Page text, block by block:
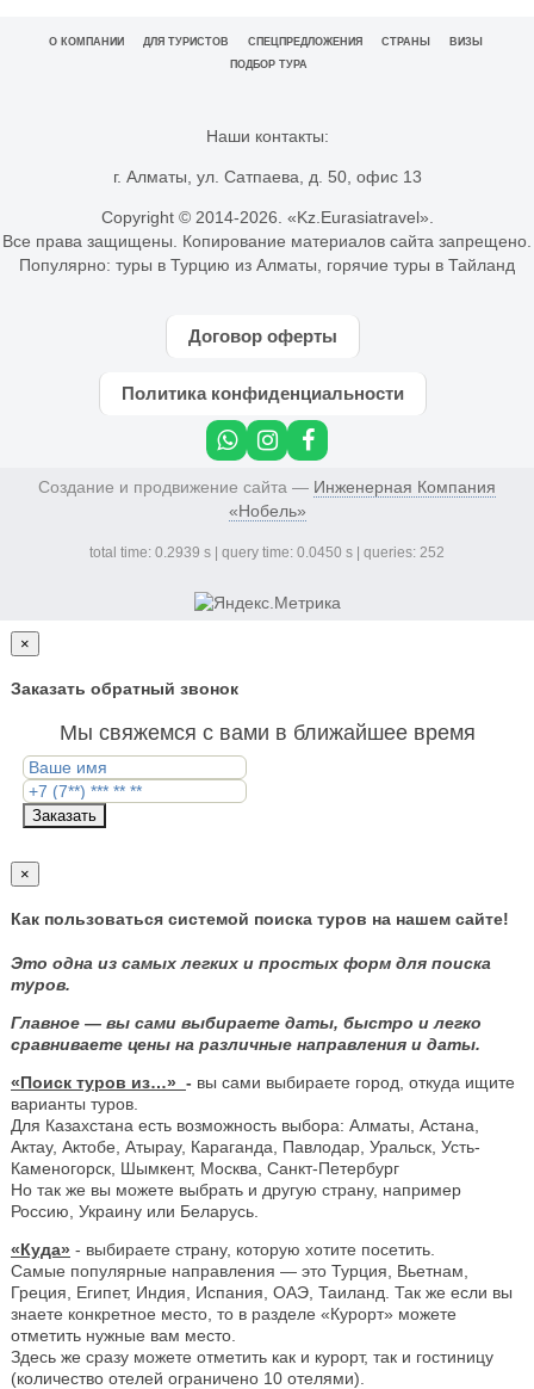
О КОМПАНИИ ДЛЯ ТУРИСТОВ СПЕЦПРЕДЛОЖЕНИЯ СТРАНЫ
ВИЗЫ
ПОДБОР ТУРА
Наши контакты:
г. Алматы, ул. Сатпаева, д. 50, офис 13
Copyright © 2014-2026. «Kz.Eurasiatravel».
Все права защищены. Копирование материалов сайта запрещено.
Популярно: туры в Турцию из Алматы горячие туры в Тайланд
Договор оферты
Политика конфиденциальности
Создание и продвижение сайта — Инженерная Компания
«Нобель»
total time: 0.2939 s | query time: 0.0450 s | queries: 252
×
Заказать обратный звонок
Мы свяжемся с вами в ближайшее время
Заказать
×
Как пользоваться системой поиска туров на нашем сайте!
Это одна из самых легких и простых форм для поиска
туров.
Главное — вы сами выбираете даты, быстро и легко
сравниваете цены на различные направления и даты.
«Поиск туров из…» - вы сами выбираете город, откуда ищите
варианты туров.
Для Казахстана есть возможность выбора: Алматы, Астана,
Актау, Актобе, Атырау, Караганда, Павлодар, Уральск, Усть-
Каменогорск, Шымкент, Москва, Санкт-Петербург
Но так же вы можете выбрать и другую страну, например
Россию, Украину или Беларусь.
«Куда» - выбираете страну, которую хотите посетить.
Самые популярные направления — это Турция, Вьетнам,
Греция, Египет, Индия, Испания, ОАЭ, Таиланд. Так же если вы
знаете конкретное место, то в разделе «Курорт» можете
отметить нужные вам место.
Здесь же сразу можете отметить как и курорт, так и гостиницу
(количество отелей ограничено 10 отелями).